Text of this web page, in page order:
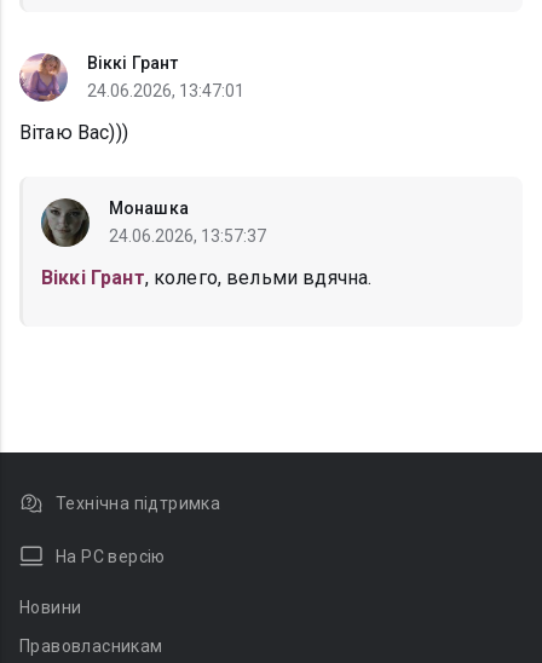
Віккі Грант
24.06.2026, 13:47:01
Вітаю Вас)))
Монашка
24.06.2026, 13:57:37
Віккі Грант, колего, вельми вдячна.
Технічна підтримка
На PC версію
Новини
Правовласникам